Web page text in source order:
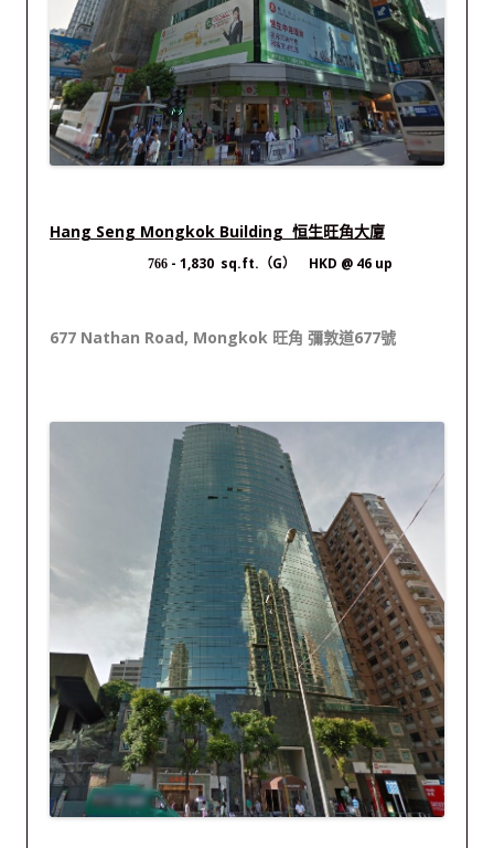
Hang Seng Mongkok Building 恒生旺角大廈
766 - 1,830 sq.ft.（G） HKD @ 46 up
677 Nathan Road, Mongkok 旺角 彌敦道677號